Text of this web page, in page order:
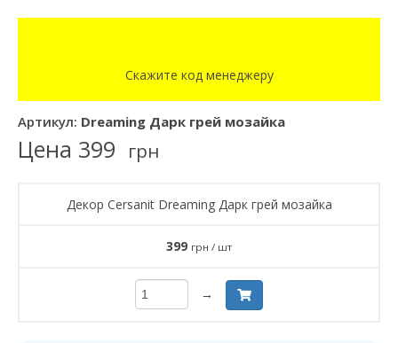
Скажите код менеджеру
Артикул: Dreaming Дарк грей мозайка
Цена 399 грн
Декор Cersanit Dreaming Дарк грей мозайка
399 грн / шт
→